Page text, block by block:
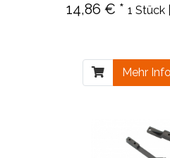
14,86 € * 1
Mehr